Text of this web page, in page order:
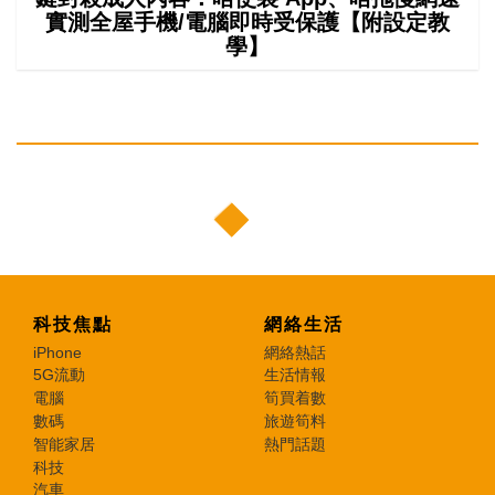
實測全屋手機/電腦即時受保護【附設定教
學】
科技焦點
iPhone
5G流動
電腦
數碼
智能家居
科技
汽車
網絡生活
網絡熱話
生活情報
筍買着數
旅遊筍料
熱門話題